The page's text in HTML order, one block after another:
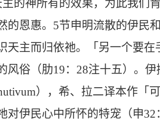
的神所有的效果，为此我们
恩惠。 5节申明流散的伊民
天主而归依祂。「另一个要在
风俗（肋19： 28注十五）。伊
），希、拉二译本作「可
对伊民心中所怀的特宠（申32